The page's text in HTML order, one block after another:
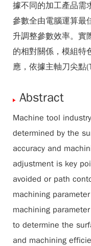
據不同的加工產品需
參數全由電腦運算最
升調整參數效率。實
的相對關係，模組特
應，依據主軸刀尖點
Abstract
Machine tool
determined by the
accuracy and
adjustment is key
avoided or path
machining
machining
to determine the
and machining